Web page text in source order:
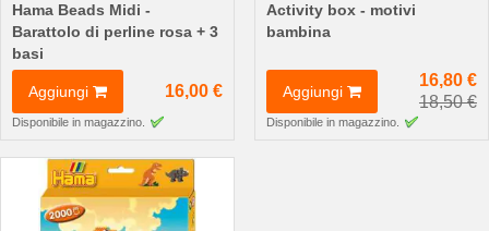
Hama Beads Midi -
Barattolo di perline rosa + 3
basi
Aggiungi 16,00 €
Disponibile in magazzino.
Activity box - motivi
bambina
Aggiungi
16,80 €
18,50 €
Disponibile in magazzino.